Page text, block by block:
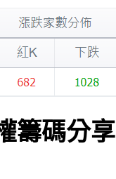
籌碼分享